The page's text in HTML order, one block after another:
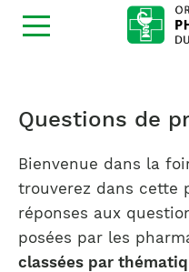
Ouvrir
la
Questions de
Bienvenue dans la
trouverez dans cette
réponses aux
posées par les
classées par